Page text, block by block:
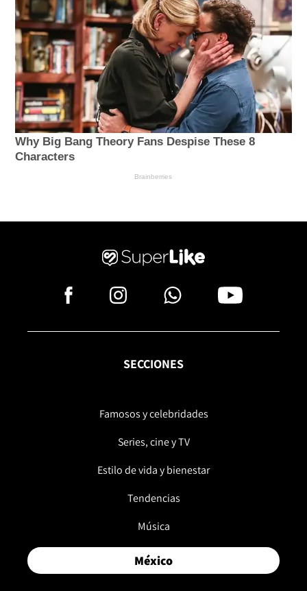
SECCIONES
Famosos y celebridades
Series, cine y TV
Estilo de vida y bienestar
Tendencias
Música
México